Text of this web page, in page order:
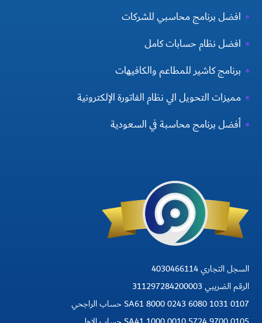
افضل برنامج محاسبي للشركات
افضل نظام حسابات كامل
برنامج كاشير للمطاعم والكافيهات
مميزات التحويل الي نظام الفاتورة الإلكترونية
أفضل برنامج محاسبة في السعودية
السجل التجاري 4030466114
الرقم الضريبي 311297284200003
SA61 8000 0243 6080 1031 0107 حساب الراجحي